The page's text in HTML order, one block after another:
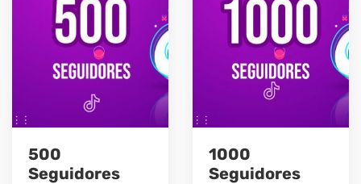
500
Seguidores
1000
Seguidores